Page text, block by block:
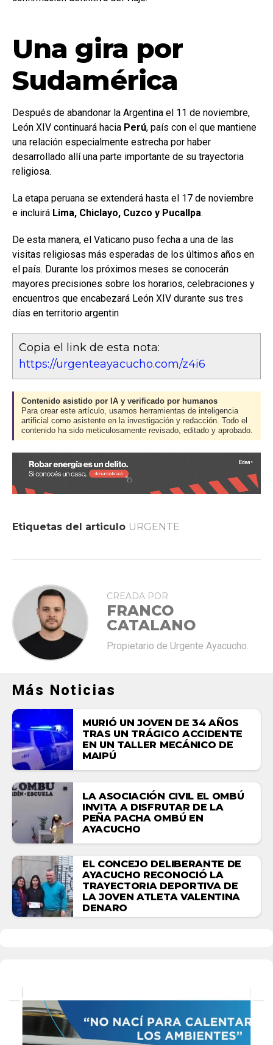
Una gira por
Sudamérica
Después de abandonar la Argentina el 11 de noviembre,
León XIV continuará hacia Perú, país con el que mantiene
una relación especialmente estrecha por haber
desarrollado allí una parte importante de su trayectoria
religiosa.
La etapa peruana se extenderá hasta el 17 de noviembre
e incluirá Lima, Chiclayo, Cuzco y Pucallpa.
De esta manera, el Vaticano puso fecha a una de las
visitas religiosas más esperadas de los últimos años en
el país. Durante los próximos meses se conocerán
mayores precisiones sobre los horarios, celebraciones y
encuentros que encabezará León XIV durante sus tres
días en territorio argentin
Copia el link de esta nota:
https://urgenteayacucho.com/z4i6
Contenido asistido por IA y verificado por humanos
Para crear este artículo, usamos herramientas de inteligencia
artificial como asistente en la investigación y redacción. Todo el
contenido ha sido meticulosamente revisado, editado y aprobado.
Etiquetas del articulo URGENTE
CREADA POR
FRANCO
CATALANO
Propietario de Urgente Ayacucho.
Más Noticias
MURIÓ UN JOVEN DE 34 AÑOS
TRAS UN TRÁGICO ACCIDENTE
EN UN TALLER MECÁNICO DE
MAIPÚ
LA ASOCIACIÓN CIVIL EL OMBÚ
INVITA A DISFRUTAR DE LA
PEÑA PACHA OMBÚ EN
AYACUCHO
EL CONCEJO DELIBERANTE DE
AYACUCHO RECONOCIÓ LA
TRAYECTORIA DEPORTIVA DE
LA JOVEN ATLETA VALENTINA
DENARO